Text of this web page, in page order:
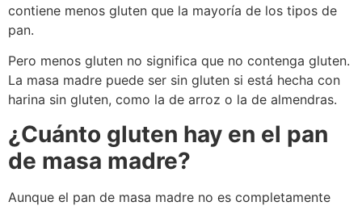
contiene menos gluten que la mayoría de los tipos de
pan.
Pero menos gluten no significa que no contenga gluten.
La masa madre puede ser sin gluten si está hecha con
harina sin gluten, como la de arroz o la de almendras.
¿Cuánto gluten hay en el pan
de masa madre?
Aunque el pan de masa madre no es completamente